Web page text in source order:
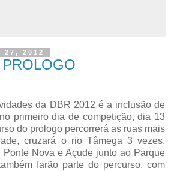
2012
da DBR 2012 é a inclusão de
primeiro dia de competição, dia 13
do prologo percorrerá as ruas mais
cruzará o rio Tâmega 3 vezes,
Ponte Nova e Açude junto ao Parque
farão parte do percurso, com